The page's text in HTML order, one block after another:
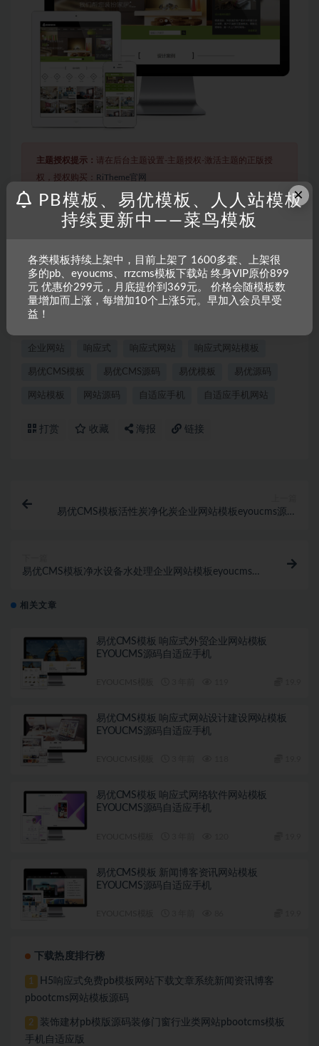
主题授权提示： 请在后台主题设置-主题授权-激活主题的正版授
权，授权购买： RiTheme官网
本站所有文章，如无特殊说明或标注，均为本站原创发
采集、发布本站内容到任何网站、书籍等各类媒体平台。如若本
站内容侵犯了原著者的合法权益，可联系我们进行处理。
企业网站 响应式 响应式网站 响应式网站模板
易优CMS模板 易优CMS源码 易优模板 易优源码
网站模板 网站源码 自适应手机 自适应手机网站
打赏 收藏 海报 链接
易优CMS模板活性炭净化炭企业网站模板eyoucms源码
易优CMS模板净水设备水处理企业网站模板eyoucms源
相关文章
易优CMS模板 响应式外贸企业网站模板
EYOUCMS源码自适应手机
易优CMS模板 响应式网站设计建设网站模板
EYOUCMS源码自适应手机
易优CMS模板 响应式网络软件网站模板
EYOUCMS源码自适应手机
易优CMS模板 新闻博客资讯网站模板
EYOUCMS源码自适应手机
下载热度排行榜
1
H5响应式免费pb模板网站下载文章系统新闻资讯博客
pbootcms网站模板源码
2
装饰建材pb模版源码装修门窗行业类网站pbootcms模板
手机自适应版
×
PB模板、易优模板、人人站模板
持续更新中——菜鸟模板
各类模板持续上架中，目前上架了 1600多套、上架很
多的pb、eyoucms、rrzcms模板下载站 终身VIP原价899
元 优惠价299元，月底提价到369元。 价格会随模板数
量增加而上涨，每增加10个上涨5元。早加入会员早受
益！